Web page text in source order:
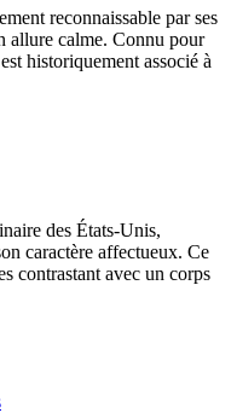
reconnaissable par ses
allure calme. Connu pour
historiquement associé à
des États-Unis,
caractère affectueux. Ce
contrastant avec un corps